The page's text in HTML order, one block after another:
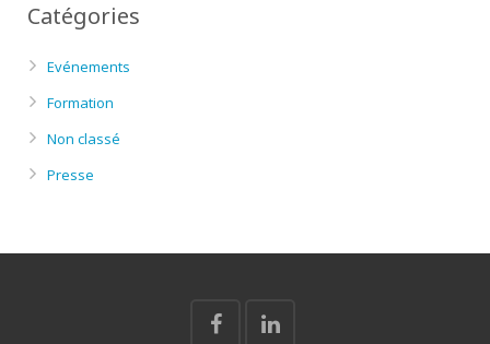
Catégories
Evénements
Formation
Non classé
Presse